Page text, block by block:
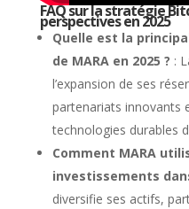
FAQ sur la stratégie
perspectives en 2025
Quelle est la
de MARA en 2025 ? :
l’expansion de ses
partenariats innovants
technologies durables
Comment MARA
investissements
diversifie ses actifs,